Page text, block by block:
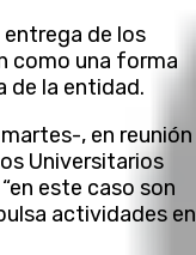
de los
como una forma
de la entidad.
, en reunión
Universitarios
este caso son
actividades en